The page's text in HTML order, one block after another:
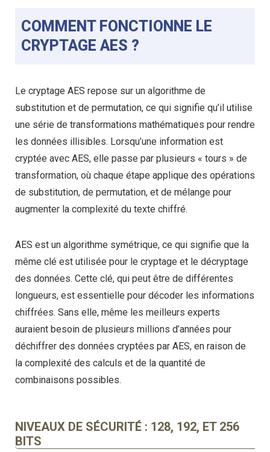
COMMENT FONCTIONNE LE
CRYPTAGE AES ?
Le cryptage AES repose sur un algorithme de
substitution et de permutation, ce qui signifie qu’il utilise
une série de transformations mathématiques pour rendre
les données illisibles. Lorsqu’une information est
cryptée avec AES, elle passe par plusieurs « tours » de
transformation, où chaque étape applique des opérations
de substitution, de permutation, et de mélange pour
augmenter la complexité du texte chiffré.
AES est un algorithme symétrique, ce qui signifie que la
même clé est utilisée pour le cryptage et le décryptage
des données. Cette clé, qui peut être de différentes
longueurs, est essentielle pour décoder les informations
chiffrées. Sans elle, même les meilleurs experts
auraient besoin de plusieurs millions d’années pour
déchiffrer des données cryptées par AES, en raison de
la complexité des calculs et de la quantité de
combinaisons possibles.
NIVEAUX DE SÉCURITÉ : 128, 192, ET 256
BITS